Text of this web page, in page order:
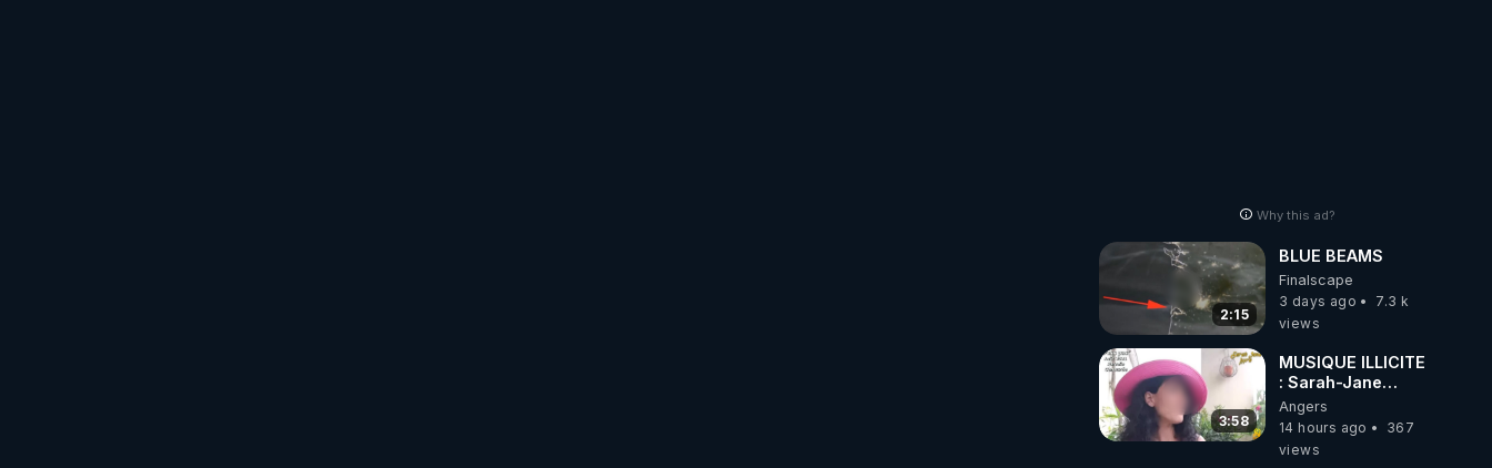
Why this ad?
2:15
BLUE BEAMS
Finalscape
3 days ago
7.3 k
views
3:58
MUSIQUE ILLICITE
: Sarah-Jane
IFFRA lanceuse
d'alertes
Angers
14 hours ago
367
views